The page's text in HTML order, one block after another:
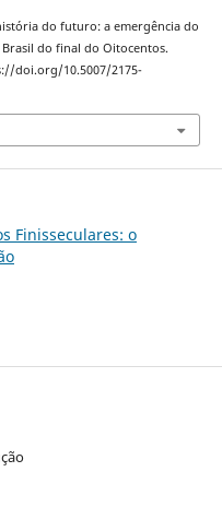
do futuro: a emergência do
do final do Oitocentos.
doi.org/10.5007/2175-
Finisseculares: o